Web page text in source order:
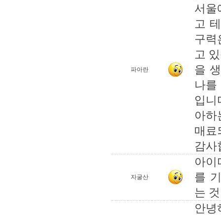
파아란
서울
고
구
고
을
나를
입
아
매료
감사
자굴산
아이
를
는
안